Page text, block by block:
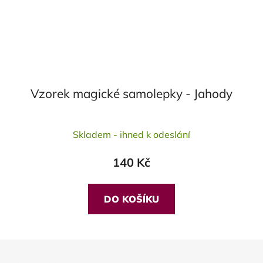
Vzorek magické samolepky - Jahody
hodnocení
je
5,0
z
5
Skladem - ihned k odeslání
140 Kč
DO KOŠÍKU